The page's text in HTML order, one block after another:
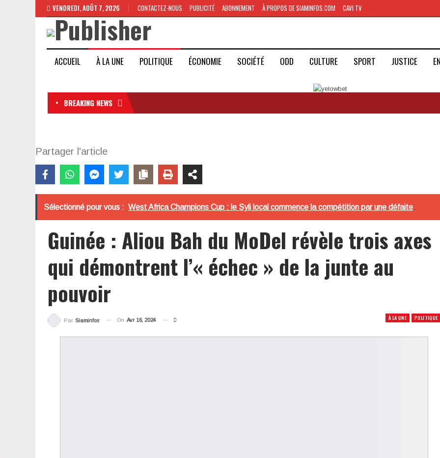
VENDREDI, AOÛT 7, 2026 CONTACTEZ-NOUS PUBLICITÉ ABONNEMENT À PROPOS DE SIAMINFOS.COM CAVI TV
ACCUEIL À LA UNE POLITIQUE ÉCONOMIE SOCIÉTÉ ODD CULTURE SPORT JUSTICE
BREAKING NEWS
Partager l'article
Sélectionné pour vous : West Africa Champions Cup : le Syli local commence la compétition par une défaite
Guinée : Aliou Bah du MoDel révèle trois axes
qui démontrent l’« échec » de la junte au
pouvoir
À LA UNE POLITIQUE
Par Siaminfos On Avr 16, 2024